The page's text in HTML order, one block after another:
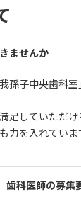
ませんか
孫子中央歯科
足していただ
力を入れていま
歯科医師の募集